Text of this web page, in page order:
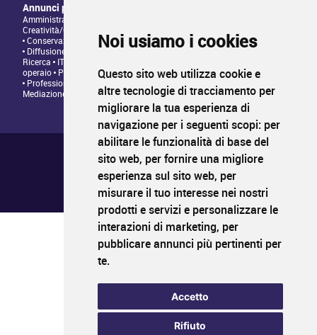
Noi usiamo i cookies
Questo sito web utilizza cookie e
altre tecnologie di tracciamento per
migliorare la tua esperienza di
navigazione per i seguenti scopi: per
abilitare le funzionalità di base del
sito web, per fornire una migliore
esperienza sul sito web, per
misurare il tuo interesse nei nostri
prodotti e servizi e personalizzare le
interazioni di marketing, per
pubblicare annunci più pertinenti per
te.
Accetto
Rifiuto
Annunci per tipologia di professione
Amministrazione • Direzione • Legale
Creatività/Grafica
Conservazione/Tutela/Valorizzazione Patrimonio Culturale
Diffusione/Distribuzione • Commerciale/Fundraising
Ricerca
IT/Programmazione web
operaio
Produzione/Programmazione • Project management
Professioni Editoriali • Giornalismo
Relazioni con il Pubblico •
Mediazione
Chi siamo ?
Condizioni generali di utilizzo
Informativa sulla privacy
Mappa del sito
FAQ pubblicazione
PROFIL CULTURA
Il primo sito di impiego nei settori della cultura
Il portale della formazione culturale